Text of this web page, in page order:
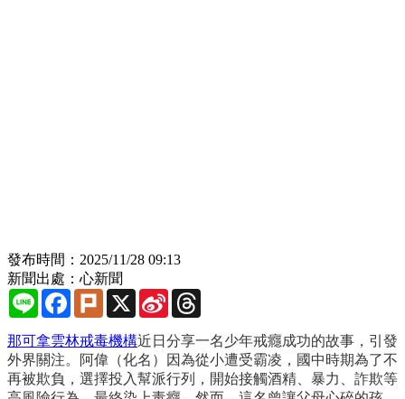
發布時間：2025/11/28 09:13
新聞出處：心新聞
Line
Facebook
Plurk X
Sina
Weibo
那可拿雲林戒毒機構近日分享一名少年戒癮成功的故事，引發
外界關注。阿偉（化名）因為從小遭受霸凌，國中時期為了不
再被欺負，選擇投入幫派行列，開始接觸酒精、暴力、詐欺等